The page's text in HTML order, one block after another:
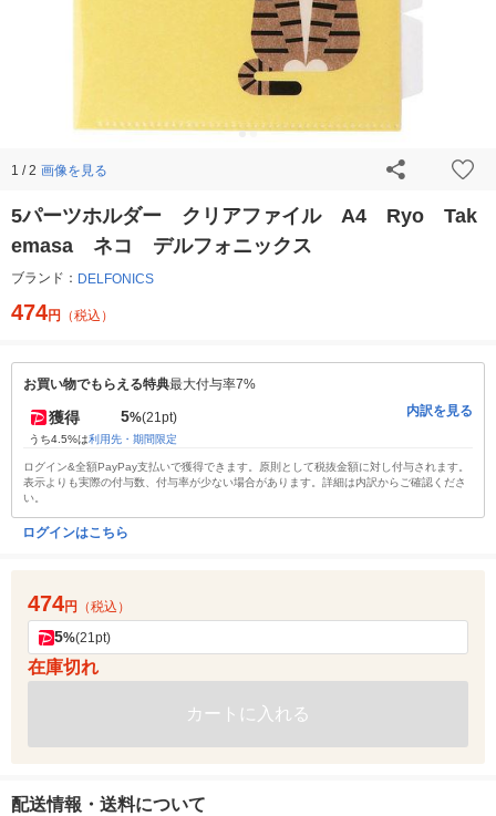
1 / 2 画像を見る
5パーツホルダー クリアファイル A4 Ryo Tak
emasa ネコ デルフォニックス
ブランド： DELFONICS
474円 （税込）
お買い物でもらえる特典最大付与率7%
獲得 5%(21pt)
うち4.5%は利用先・期間限定
内訳を見る
ログイン&全額PayPay支払いで獲得できます。原則として税抜金額に対し付与されます。
表示よりも実際の付与数、付与率が少ない場合があります。詳細は内訳からご確認くださ
い。
ログインはこちら
474円 （税込）
5%(21pt)
在庫切れ
カートに入れる
配送情報・送料について